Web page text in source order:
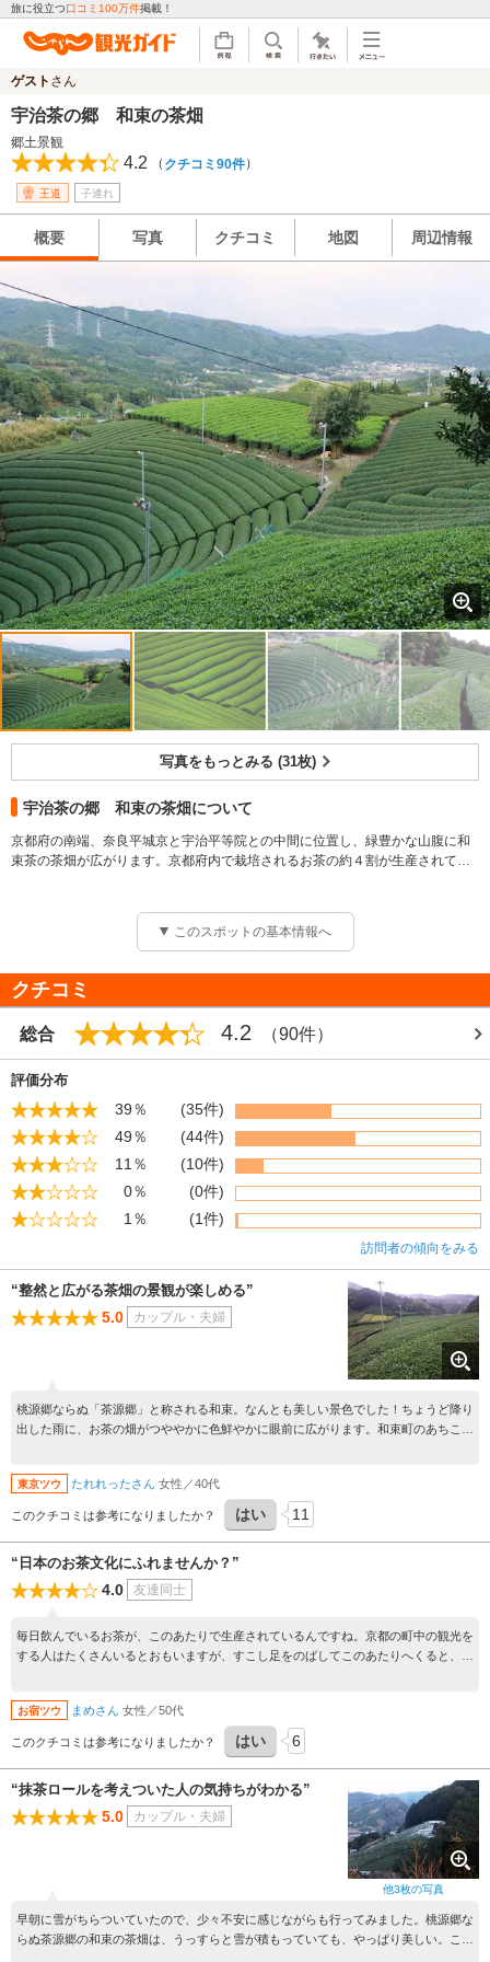
旅に役立つ口コミ100万件掲載！
ゲスト さん
宇治茶の郷 和束の茶畑
郷土景観
4.2 （ クチコミ90件）
王道 子連れ
概要 写真 クチコミ 地図 周辺情報
写真をもっとみる (31枚)
宇治茶の郷 和束の茶畑について
京都府の南端、奈良平城京と宇治平等院との中間に位置し、緑豊かな山腹に和
束茶の茶畑が広がります。京都府内で栽培されるお茶の約４割が生産されてい
このスポットの基本情報へ
クチコミ
総合 4.2 （90件）
評価分布
39％
(35件)
49％
(44件)
11％
(10件)
0％
(0件)
1％
(1件)
訪問者の傾向をみる
“整然と広がる茶畑の景観が楽しめる”
5.0 カップル・夫婦
桃源郷ならぬ「茶源郷」と称される和束。なんとも美しい景色でした！ちょうど降り
出した雨に、お茶の畑がつややかに色鮮やかに眼前に広がります。和束町のあちこち
いるようで駐車場などはあまりないです。お茶を生かしたお菓子やドリンクを頂ける
カフェが点在していますが、夕方には閉店してしまうので時間を調べてから楽しまれ
東京ツウ たれれったさん 女性／40代
このクチコミは参考になりましたか？ はい 11
“日本のお茶文化にふれませんか？”
4.0 友達同士
毎日飲んでいるお茶が、このあたりで生産されているんですね。京都の町中の観光を
する人はたくさんいるとおもいますが、すこし足をのばしてこのあたりへくると、の
お宿ツウ まめさん 女性／50代
このクチコミは参考になりましたか？ はい 6
他3枚の写真
“抹茶ロールを考えついた人の気持ちがわかる”
5.0 カップル・夫婦
早朝に雪がちらついていたので、少々不安に感じながらも行ってみました。桃源郷な
らぬ茶源郷の和束の茶畑は、うっすらと雪が積もっていても、やっぱり美しい。ここ